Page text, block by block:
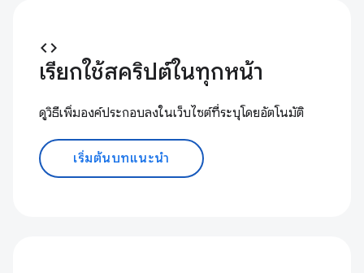
code
เรียกใช้สคริปต์ในทุกหน้า
ดูวิธีเพิ่มองค์ประกอบลงในเว็บไซต์ที่ระบุโดยอัตโนมัติ
เริ่มต้นบทแนะนำ